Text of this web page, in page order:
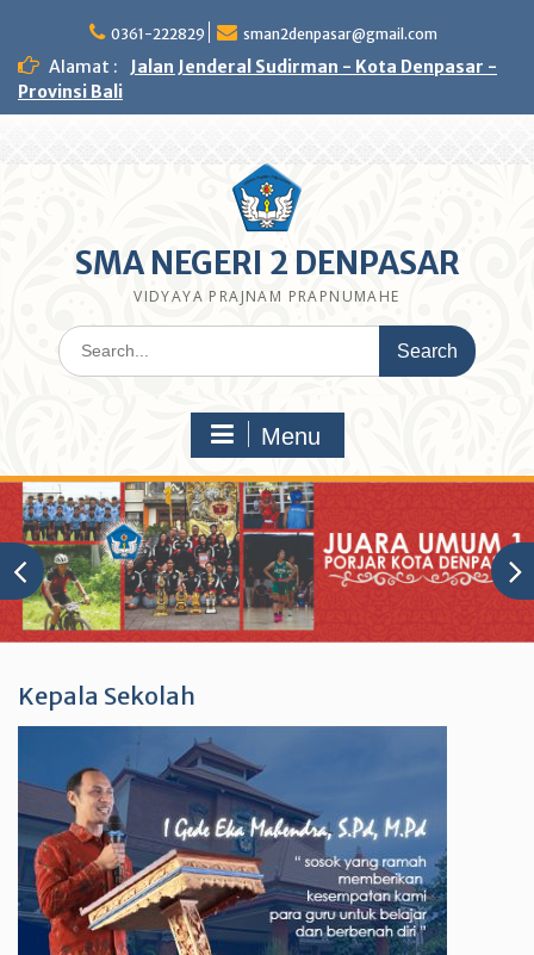
content
0361-222829 sman2denpasar@gmail.com
Alamat :
Jalan Jenderal Sudirman - Kota Denpasar -
Provinsi Bali
SMA NEGERI 2 DENPASAR
VIDYAYA PRAJNAM PRAPNUMAHE
Search
for:
Menu
Kepala Sekolah